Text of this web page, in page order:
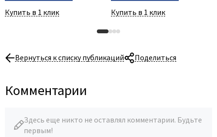
Купить в 1 клик Купить в 1 клик
Вернуться к списку публикаций Поделиться
Комментарии
Здесь еще никто не оставлял комментарии. Будьте
первым!